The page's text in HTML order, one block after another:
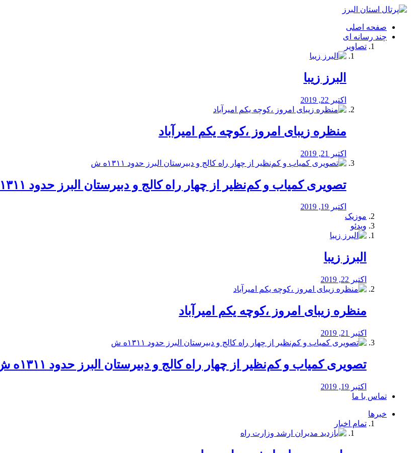
فصد
شرق
تهران
خشکشویی
صفحه اصلی
چند رسانه ای
تصاویر
البرز زیبا
اکتبر 22, 2019
منظره‌‌ زیبای امروز ،کوچه یکم امیرآباد
اکتبر 21, 2019
️تصویری کمیاب و کم‌نظیر از چهار راه كالج و دبيرستان البرز حدود ۱۳۱۱ه ش
اکتبر 19, 2019
موزیک
ویدئو
البرز زیبا
اکتبر 22, 2019
منظره‌‌ زیبای امروز ،کوچه یکم امیرآباد
اکتبر 21, 2019
️تصویری کمیاب و کم‌نظیر از چهار راه كالج و دبيرستان البرز حدود ۱۳۱۱ه ش
اکتبر 19, 2019
تماس با ما
خبرها
تمام اخبار